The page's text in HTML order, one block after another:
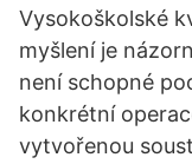
Vysokoškolské
myšlení je
není schopné
konkrétní
vytvořenou